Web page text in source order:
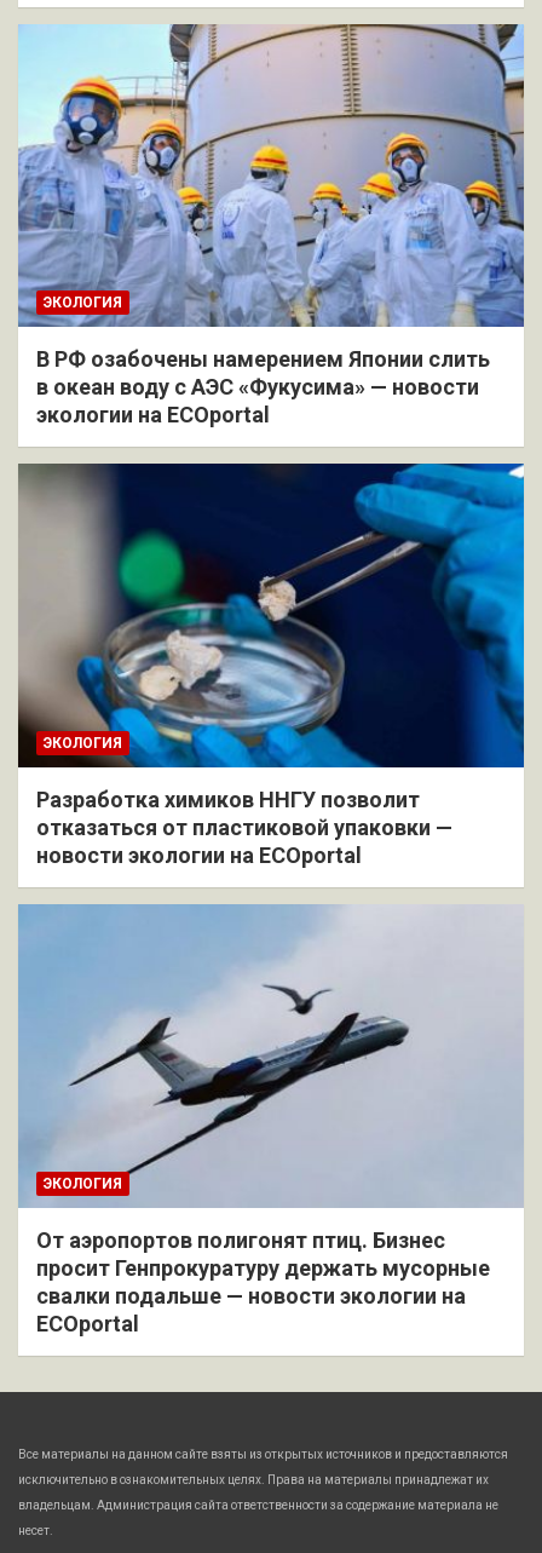
ЭКОЛОГИЯ
В РФ озабочены намерением Японии слить
в океан воду с АЭС «Фукусима» — новости
экологии на ECOportal
ЭКОЛОГИЯ
Разработка химиков ННГУ позволит
отказаться от пластиковой упаковки —
новости экологии на ECOportal
ЭКОЛОГИЯ
От аэропортов полигонят птиц. Бизнес
просит Генпрокуратуру держать мусорные
свалки подальше — новости экологии на
ECOportal
Все материалы на данном сайте взяты из открытых источников и предоставляются
исключительно в ознакомительных целях. Права на материалы принадлежат их
владельцам. Администрация сайта ответственности за содержание материала не
несет.